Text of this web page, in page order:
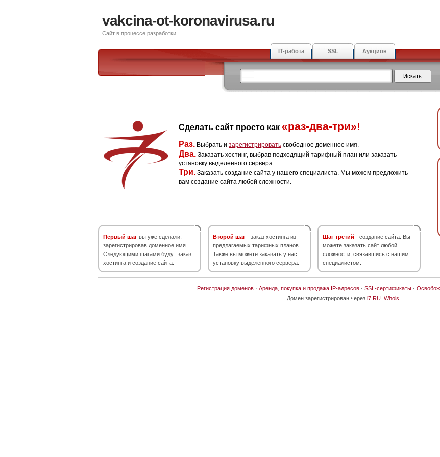
vakcina-ot-koronavirusa.ru
Сайт в процессе разработки
IT-работа SSL Аукцион
Сделать сайт просто как «раз-два-три»!
Раз. Выбрать и зарегистрировать свободное доменное имя.
Два. Заказать хостинг, выбрав подходящий тарифный план или заказать
установку выделенного сервера.
Три. Заказать создание сайта у нашего специалиста. Мы можем предложить
вам создание сайта любой сложности.
Первый шаг вы уже сделали,
зарегистрировав доменное имя.
Следующими шагами будут заказ
хостинга и создание сайта.
Второй шаг - заказ хостинга из
предлагаемых тарифных планов.
Также вы можете заказать у нас
установку выделенного сервера.
Шаг третий - создание сайта. Вы
можете заказать сайт любой
сложности, связавшись с нашим
специалистом.
Регистрация доменов · Аренда, покупка и продажа IP-адресов · SSL-сертификаты ·
Домен зарегистрирован через i7.RU Whois